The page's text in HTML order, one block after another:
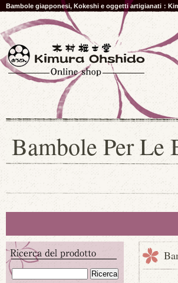
Bambole giapponesi, Kokeshi e oggetti artigianati：
Bambole Per Le